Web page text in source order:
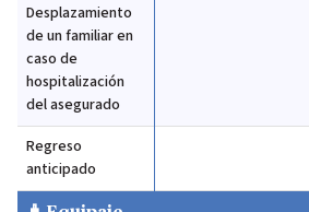
Desplazamiento
de un familiar en
caso de
hospitalización
del asegurado
Regreso
anticipado